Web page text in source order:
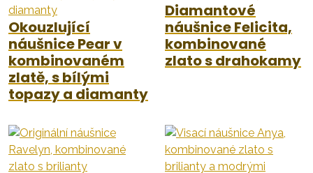
Okouzlující
náušnice Pear v
kombinovaném
zlatě, s bílými
topazy a diamanty
Diamantové
náušnice Felicita,
kombinované
zlato s drahokamy